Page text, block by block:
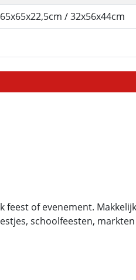
65x65x22,5cm / 32x56x44cm
of evenement.
schoolfeesten,